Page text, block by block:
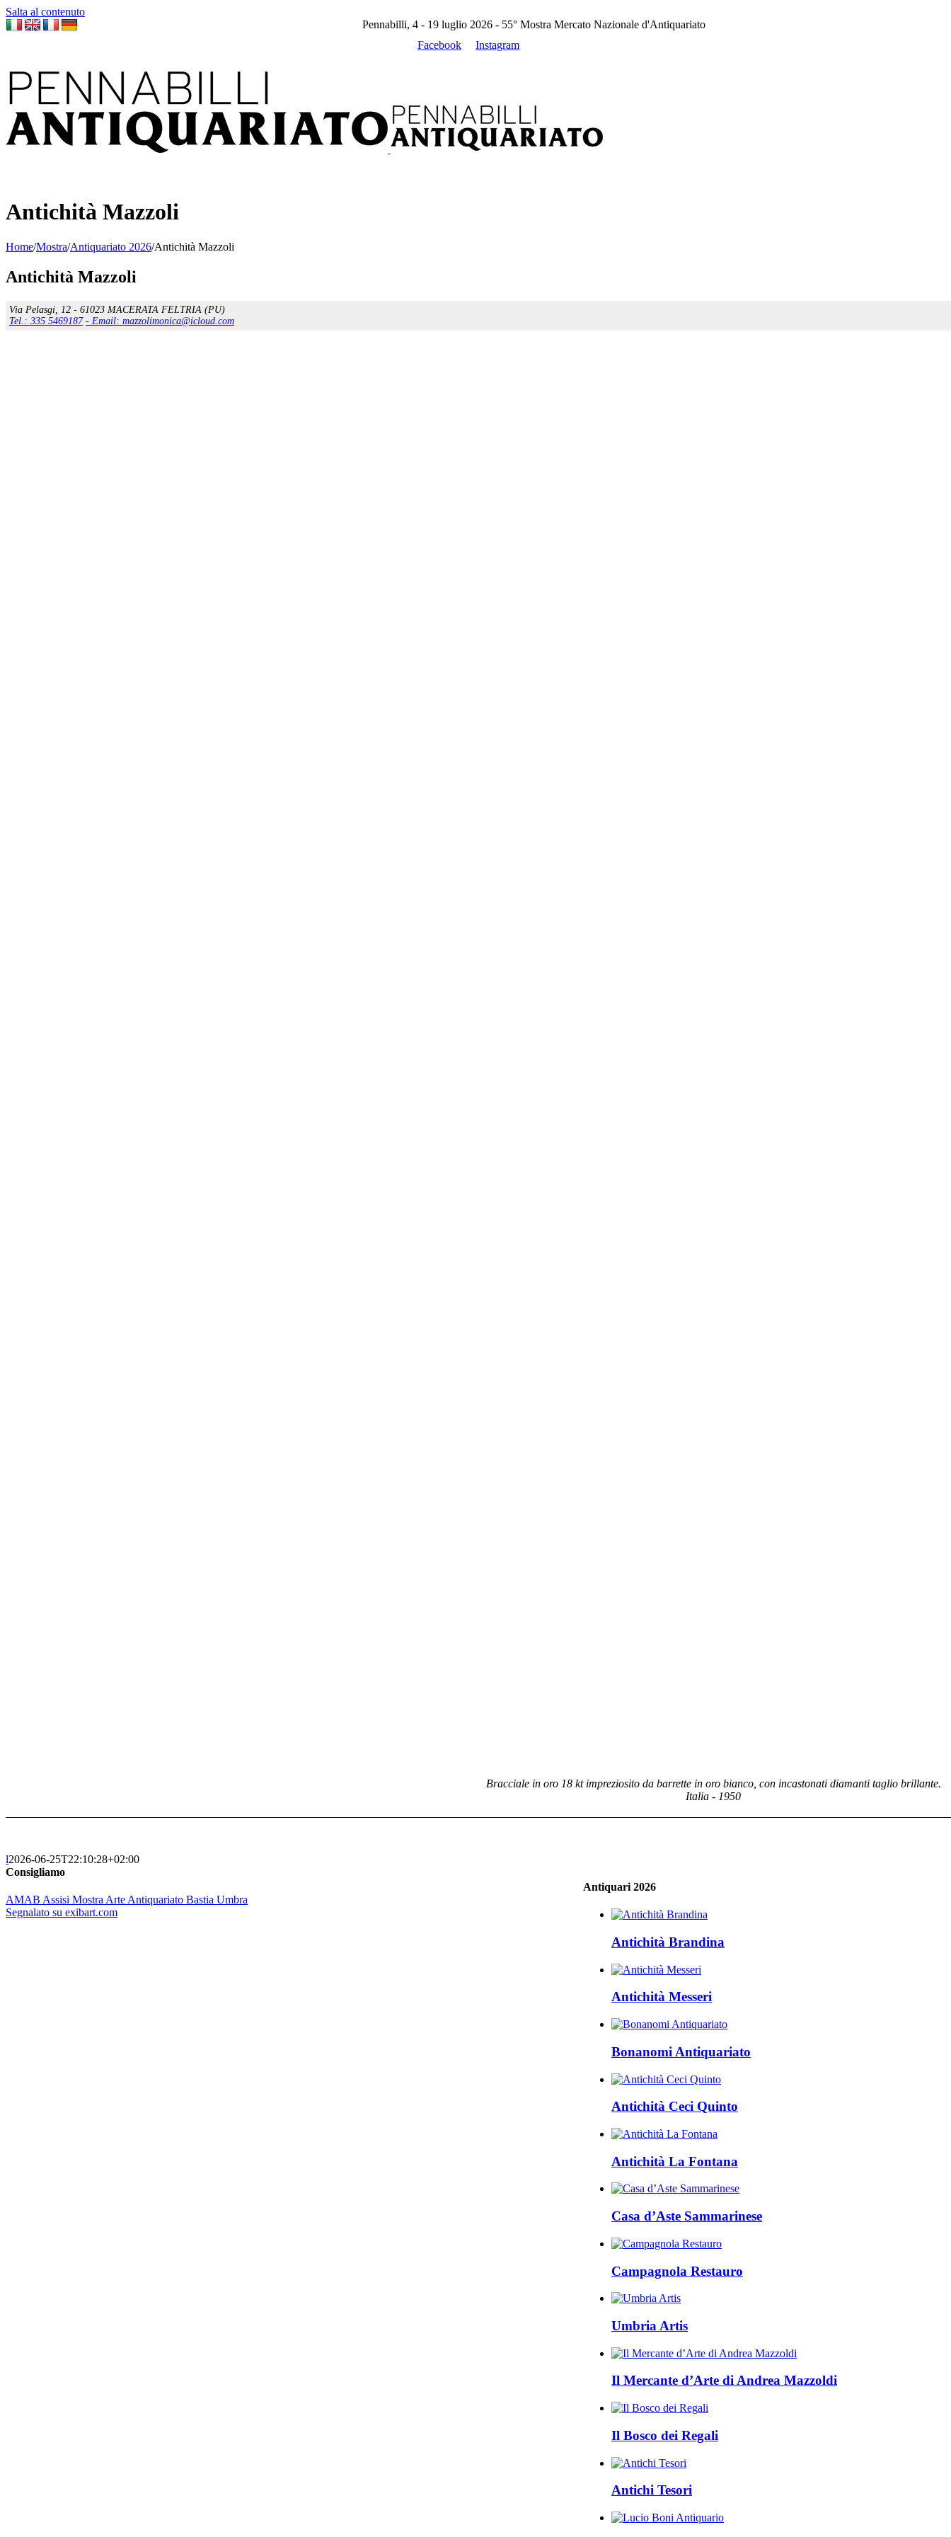
Salta al contenuto
Pennabilli, 4 - 19 luglio 2026 - 55° Mostra Mercato Nazionale d'Antiquariato
Facebook
Instagram
Antichità Mazzoli
Home/Mostra/Antiquariato 2026/Antichità Mazzoli
Antichità Mazzoli
Via Pelasgi, 12 - 61023 MACERATA FELTRIA (PU)
Tel.: 335 5469187 - Email: mazzolimonica@icloud.com
Bracciale in oro 18 kt impreziosito da barrette in oro bianco, con incastonati diamanti taglio brillante.
Italia - 1950
l2026-06-25T22:10:28+02:00
Antiquari 2026
Antichità Brandina
Antichità Messeri
Bonanomi Antiquariato
Antichità Ceci Quinto
Antichità La Fontana
Casa d’Aste Sammarinese
Campagnola Restauro
Umbria Artis
Il Mercante d’Arte di Andrea Mazzoldi
Il Bosco dei Regali
Antichi Tesori
Consigliamo
AMAB Assisi Mostra Arte Antiquariato Bastia Umbra
Segnalato su exibart.com